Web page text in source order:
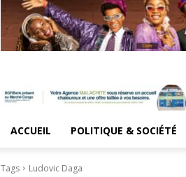
ACCUEIL POLITIQUE & SOCIÉTÉ
Tags Ludovic Daga